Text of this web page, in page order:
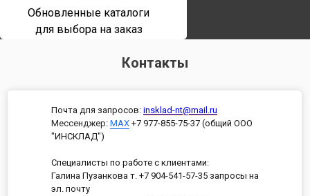
Обновленные каталоги
для выбора на заказ
Контакты
Почта для запросов: insklad-nt@mail.ru
Мессенджер: MAX +7 977-855-75-37 (общий ООО
"ИНСКЛАД")
Специалисты по работе с клиентами:
Галина Пузанкова т. +7 904-541-57-35 запросы на
эл. почту